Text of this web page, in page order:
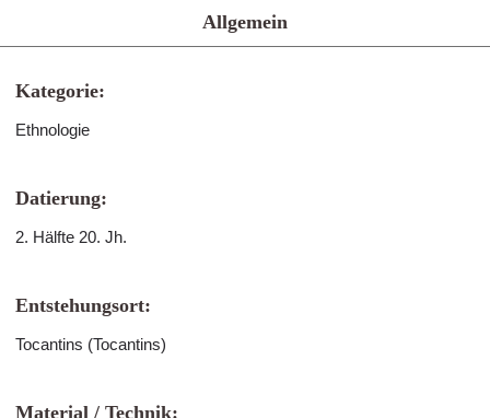
Allgemein
Kategorie:
Ethnologie
Datierung:
2. Hälfte 20. Jh.
Entstehungsort:
Tocantins (Tocantins)
Material / Technik: